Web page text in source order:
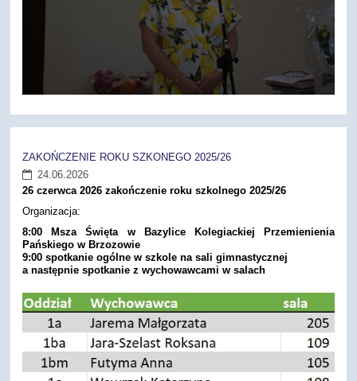
ZAKOŃCZENIE ROKU SZKONEGO 2025/26
24.06.2026
26 czerwca 2026 zakończenie roku szkolnego 2025/26
Organizacja:
8:00 Msza Święta w Bazylice Kolegiackiej Przemienienia
Pańskiego w Brzozowie
9:00 spotkanie ogólne w szkole na sali gimnastycznej
a następnie spotkanie z wychowawcami w salach